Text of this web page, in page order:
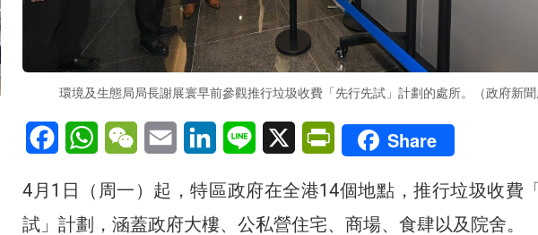
環境及生態局局長謝展寰早前參觀推行垃圾收費「先行先試」計劃的處所。（政府新聞
FacebookWhatsAppWeChatEmail LinkedInLine X PrintFriendly
Share
4月1日（周一）起，特區政府在全港14個地點，推行垃圾收費
試」計劃，涵蓋政府大樓、公私營住宅、商場、食肆以及院舍。